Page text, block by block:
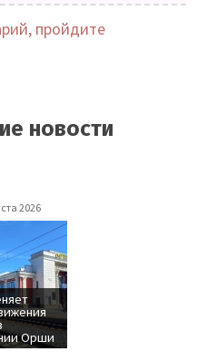
пройдите
новости
2026
Орши